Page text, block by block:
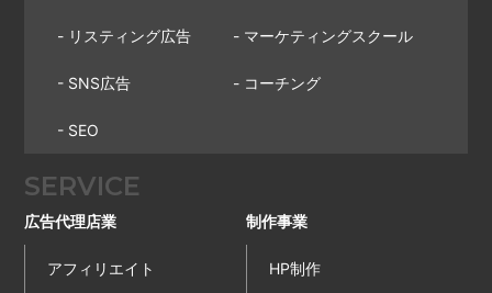
- リスティング広告
- SNS広告
- SEO
- マーケティングスクール
- コーチング
SERVICE
広告代理店業
アフィリエイト
制作事業
HP制作